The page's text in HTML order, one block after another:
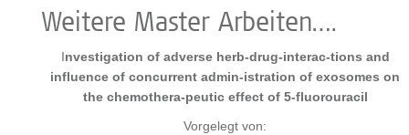
Weitere Master Arbeiten….
Investigation of adverse herb-drug-interac-tions and
influence of concurrent admin-istration of exosomes on
the chemothera-peutic effect of 5-fluorouracil
Vorgelegt von: